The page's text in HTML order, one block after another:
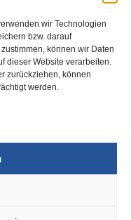
wir Technologien
bzw. darauf
können wir Daten
dieser Website verarbeiten.
zurückziehen, können
werden.
am
der Kaiserstraße, der